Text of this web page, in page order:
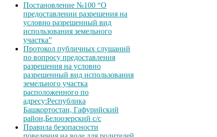
Постановление №100 “О
предоставлении разрешения на
условно разрешенный вид
использования земельного
участка”
Протокол публичных слушаний
по вопросу предоставления
разрешения на условно
разрешенный вид использования
земельного участка
расположенного по
адресу:Республика
Башкортостан, Гафурийский
район,Белоозерский с/с
Правила безопасности